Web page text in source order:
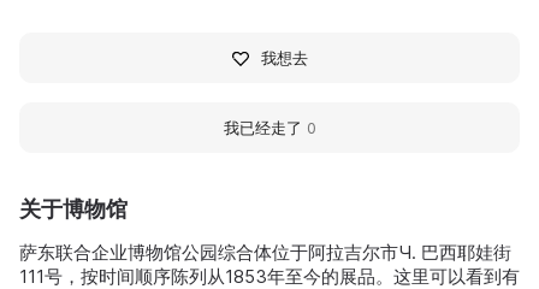
关于博物馆
萨东联合企业博物馆公园综合体位于阿拉吉尔市Ч. 巴西耶娃街
111号，按时间顺序陈列从1853年至今的展品。这里可以看到有
我想去
我已经走了 0